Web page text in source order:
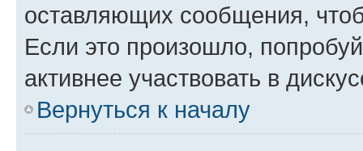
оставляющих сообщения,
Если это произошло,
активнее участвовать в
Вернуться к началу